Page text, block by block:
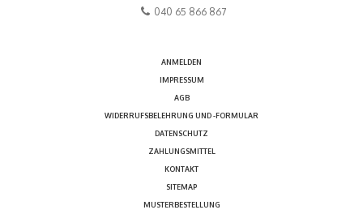
040 65 866 867
ANMELDEN
IMPRESSUM
AGB
WIDERRUFSBELEHRUNG UND -FORMULAR
DATENSCHUTZ
ZAHLUNGSMITTEL
KONTAKT
SITEMAP
MUSTERBESTELLUNG